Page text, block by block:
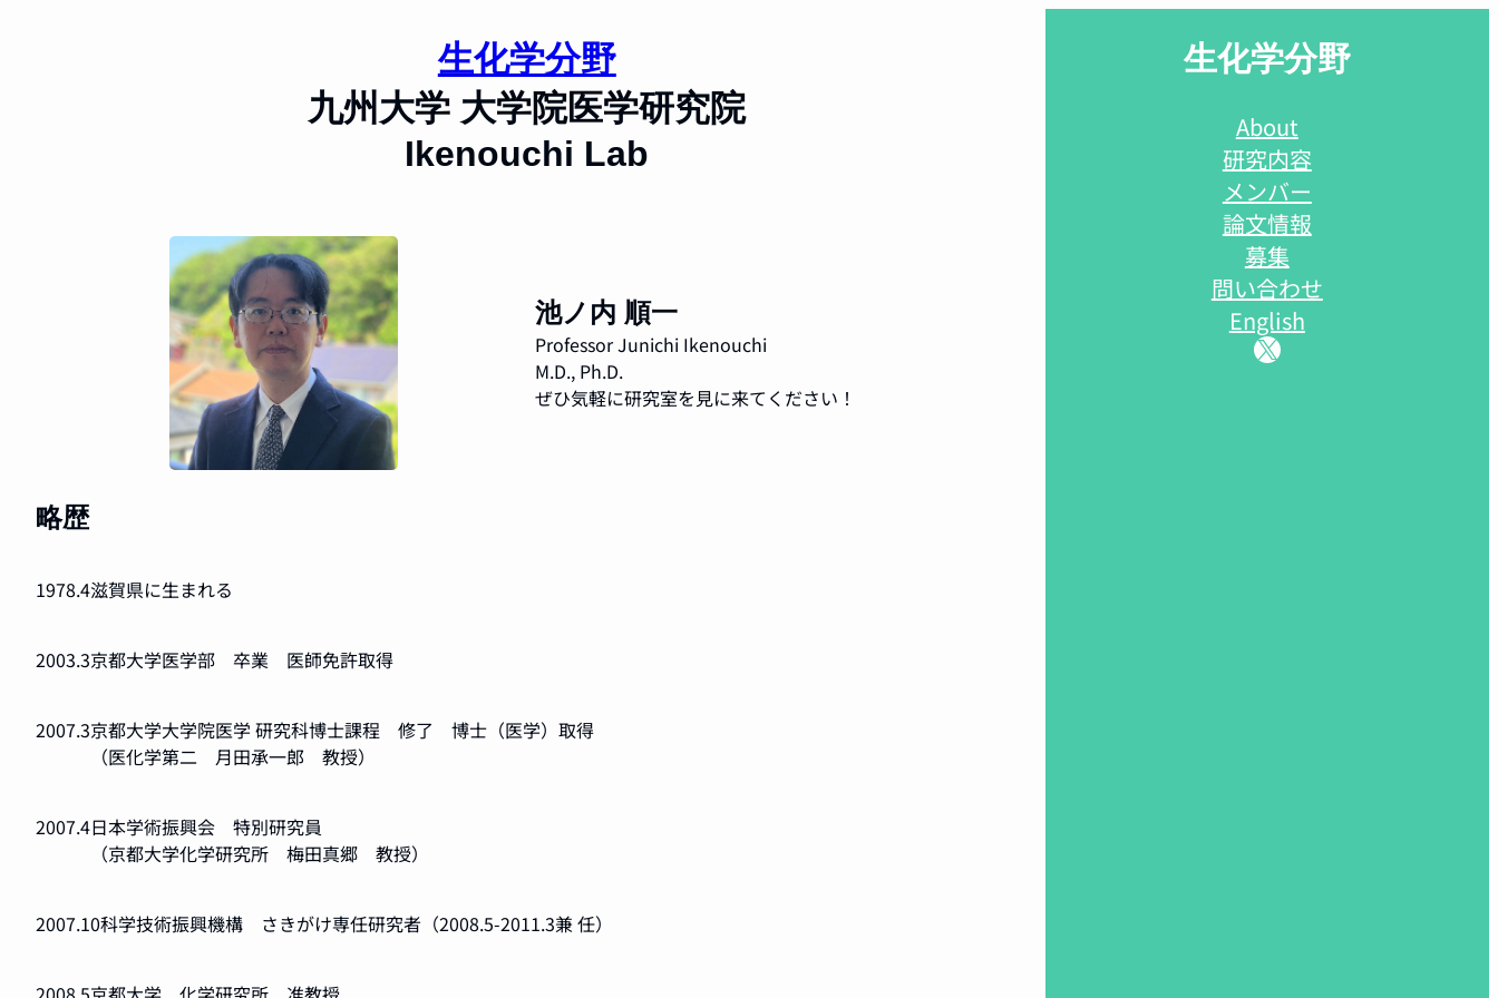
生化学分野
九州大学 大学院医学研究院
Ikenouchi Lab
池ノ内 順一
Professor Junichi Ikenouchi
M.D., Ph.D.
ぜひ気軽に研究室を見に来てください！
略歴
1978.4滋賀県に生まれる
2003.3京都大学医学部 卒業 医師免許取得
2007.3京都大学大学院医学 研究科博士課程 修了 博士（医学）取得
（医化学第二 月田承一郎 教授）
2007.4日本学術振興会 特別研究員
（京都大学化学研究所 梅田真郷 教授）
2007.10科学技術振興機構 さきがけ専任研究者（2008.5-2011.3兼 任）
生化学分野
About
研究内容
メンバー
論文情報
募集
問い合わせ
English
X